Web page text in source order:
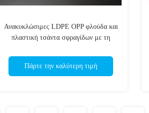
Ανακυκλώσιμες LDPE OPP φλούδα και
πλαστική τσάντα σφραγίδων με τη
Πάρτε την καλύτερη τιμή